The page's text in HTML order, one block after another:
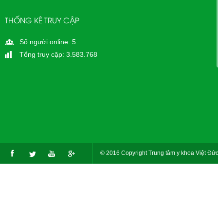
THỐNG KÊ TRUY CẬP
Số người online: 5
Tổng truy cập: 3.583.768
© 2016 Copyright Trung tâm y khoa Việt